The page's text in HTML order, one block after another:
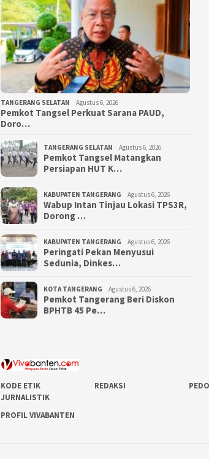
TANGERANG SELATAN Agustus 6, 2026
Pemkot Tangsel Perkuat Sarana PAUD,
Doro…
TANGERANG SELATAN Agustus 6, 2026
Pemkot Tangsel Matangkan
Persiapan HUT K…
KABUPATEN TANGERANG Agustus 6, 2026
Wabup Intan Tinjau Lokasi TPS3R,
Dorong …
KABUPATEN TANGERANG Agustus 6, 2026
Peringati Pekan Menyusui
Sedunia, Dinkes…
KOTA TANGERANG Agustus 6, 2026
Pemkot Tangerang Beri Diskon
BPHTB 45 Pe…
KODE ETIK
JURNALISTIK
REDAKSI
PROFIL VIVABANTEN